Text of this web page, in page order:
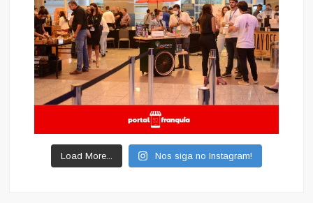
Load More... Nos siga no Instagram!